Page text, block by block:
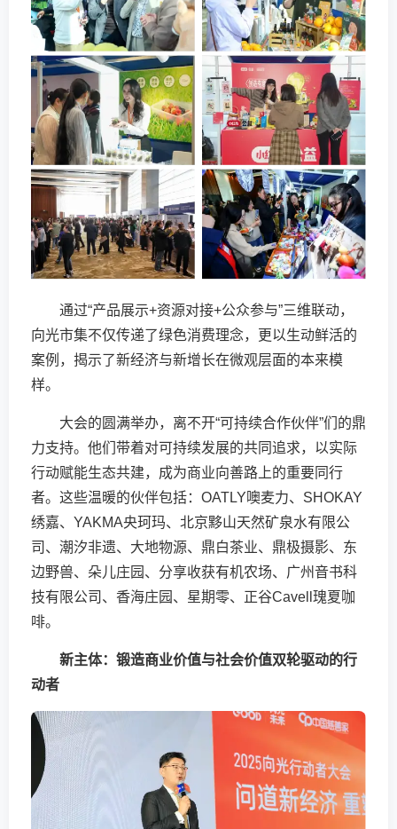
通过“产品展示+资源对接+公众参与”三维联动，
向光市集不仅传递了绿色消费理念，更以生动鲜活的
案例，揭示了新经济与新增长在微观层面的本来模
样。
大会的圆满举办，离不开“可持续合作伙伴”们的鼎
力支持。他们带着对可持续发展的共同追求，以实际
行动赋能生态共建，成为商业向善路上的重要同行
者。这些温暖的伙伴包括：OATLY噢麦力、SHOKAY
绣嘉、YAKMA央珂玛、北京黟山天然矿泉水有限公
司、潮汐非遗、大地物源、鼎白茶业、鼎极摄影、东
边野兽、朵儿庄园、分享收获有机农场、广州音书科
技有限公司、香海庄园、星期零、正谷Cavell瑰夏咖
啡。
新主体：锻造商业价值与社会价值双轮驱动的行
动者